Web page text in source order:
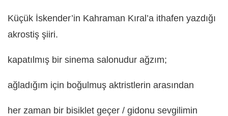
Küçük İskender’in Kahraman Kıral’a ithafen yazdığı
akrostiş şiiri.
kapatılmış bir sinema salonudur ağzım;
ağladığım için boğulmuş aktristlerin arasından
her zaman bir bisiklet geçer / gidonu sevgilimin